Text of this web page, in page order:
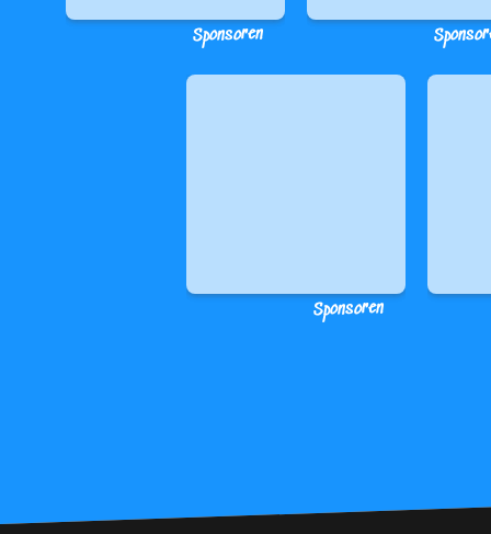
Sponsoren
Sponsoren